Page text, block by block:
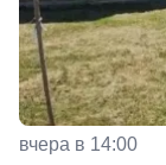
вчера в 14:00